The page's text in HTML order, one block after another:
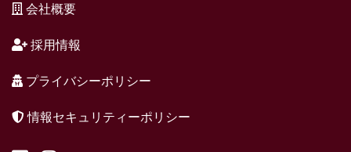
会社概要
採用情報
プライバシーポリシー
情報セキュリティーポリシー